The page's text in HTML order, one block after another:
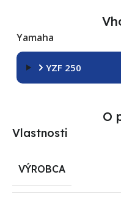
Yamaha
YZF 250
O
Vlastnosti
VÝROBCA